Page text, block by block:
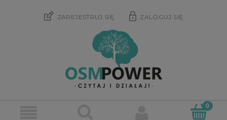
ZAREJESTRUJ SIĘ ZALOGUJ SIĘ